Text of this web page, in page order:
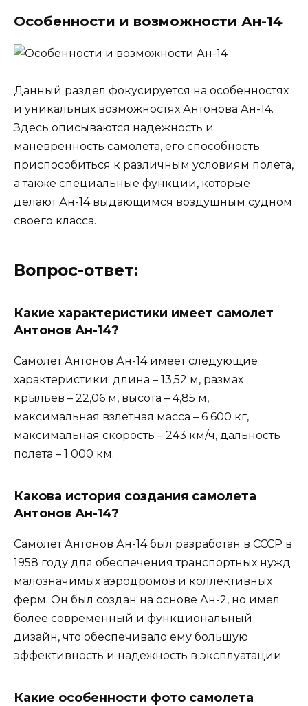
Особенности и возможности Ан-14
Данный раздел фокусируется на особенностях
и уникальных возможностях Антонова Ан-14.
Здесь описываются надежность и
маневренность самолета, его способность
приспособиться к различным условиям полета,
а также специальные функции, которые
делают Ан-14 выдающимся воздушным судном
своего класса.
Вопрос-ответ:
Какие характеристики имеет самолет
Антонов Ан-14?
Самолет Антонов Ан-14 имеет следующие
характеристики: длина – 13,52 м, размах
крыльев – 22,06 м, высота – 4,85 м,
максимальная взлетная масса – 6 600 кг,
максимальная скорость – 243 км/ч, дальность
полета – 1 000 км.
Какова история создания самолета
Антонов Ан-14?
Самолет Антонов Ан-14 был разработан в СССР в
1958 году для обеспечения транспортных нужд
малозначимых аэродромов и коллективных
ферм. Он был создан на основе Ан-2, но имел
более современный и функциональный
дизайн, что обеспечивало ему большую
эффективность и надежность в эксплуатации.
Какие особенности фото самолета